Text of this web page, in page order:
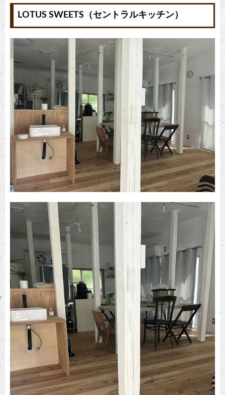
LOTUS SWEETS（セントラルキッチン）